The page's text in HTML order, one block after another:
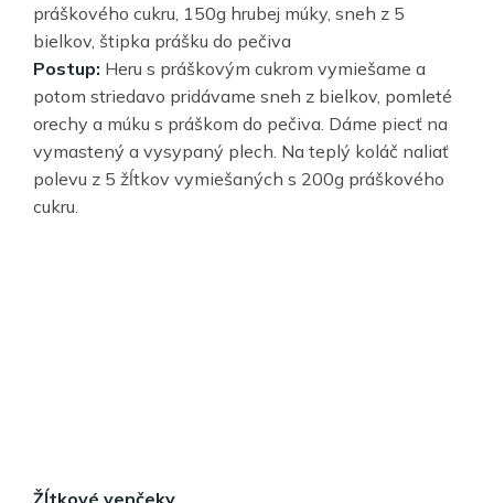
práškového cukru, 150g hrubej múky, sneh z 5
bielkov, štipka prášku do pečiva
Postup: Heru s práškovým cukrom vymiešame a
potom striedavo pridávame sneh z bielkov, pomleté
orechy a múku s práškom do pečiva. Dáme piecť na
vymastený a vysypaný plech. Na teplý koláč naliať
polevu z 5 žĺtkov vymiešaných s 200g práškového
cukru.
Žĺtkové venčeky